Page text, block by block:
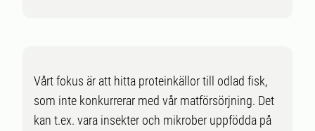
Vårt fokus är att hitta proteinkällor till odlad fisk,
som inte konkurrerar med vår matförsörjning. Det
kan t.ex. vara insekter och mikrober uppfödda på